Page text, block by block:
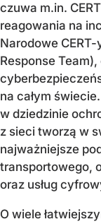
czuwa m.in.
reagowania na
Narodowe
Response
na całym
w dziedzinie
z sieci tworzą w
najważniejsze
transportowego,
oraz usług
O wiele